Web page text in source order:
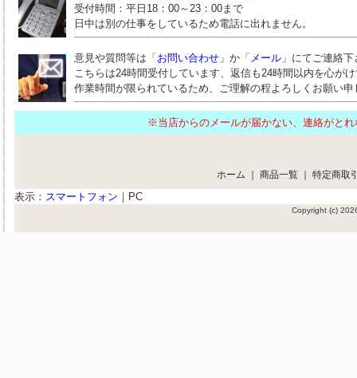
受付時間：平日18：00～23：00まで
日中は別の仕事をしているため電話に出れません。
意見や質問等は「 お問い合わせ 」か「 メール 」にてご連絡
こちらは24時間受付しています、返信も24時間以内を心が
作業時間が限られているため、ご理解の程よろしくお願い申
※当店からのメールが届かない、連絡が
ホーム ｜ 商品一覧 ｜ 特定商取
表示： スマートフォン ｜ PC
Copyright (c)